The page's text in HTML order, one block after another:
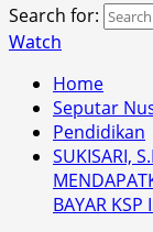
Search for:
Watch
Home
Seputar
Pendidikan
SUKISARI,
BAYAR KSP